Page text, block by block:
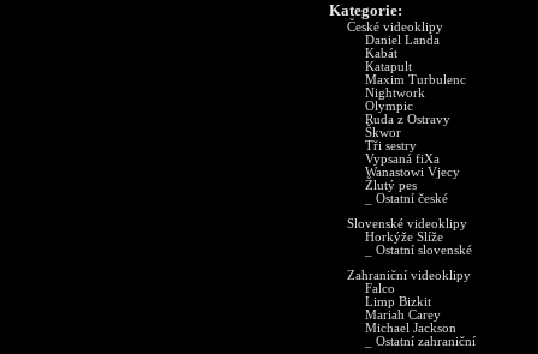
Kategorie:
České videoklipy
Daniel Landa
Kabát
Katapult
Maxim Turbulenc
Nightwork
Olympic
Ruda z Ostravy
Škwor
Tři sestry
Vypsaná fiXa
Wanastowi Vjecy
Žlutý pes
_ Ostatní české
Slovenské videoklipy
Horkýže Slíže
_ Ostatní slovenské
Zahraniční videoklipy
Falco
Limp Bizkit
Mariah Carey
Michael Jackson
_ Ostatní zahraniční